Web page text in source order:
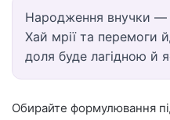
Народження внучки —
Хай мрії та перемоги
доля буде лагідною й
Обирайте формулювання